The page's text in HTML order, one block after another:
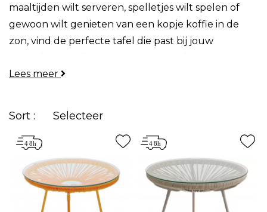
maaltijden wilt serveren, spelletjes wilt spelen of
gewoon wilt genieten van een kopje koffie in de
zon, vind de perfecte tafel die past bij jouw
Lees meer
Sort : Selecteer